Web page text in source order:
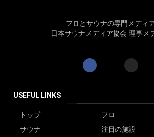
フロとサウナの専門メディ
日本サウナメディア協会 理事メ
USEFUL LINKS
トップ
フロ
サウナ
注目の施設